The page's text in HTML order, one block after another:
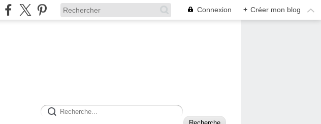
Connexion + Créer mon blog